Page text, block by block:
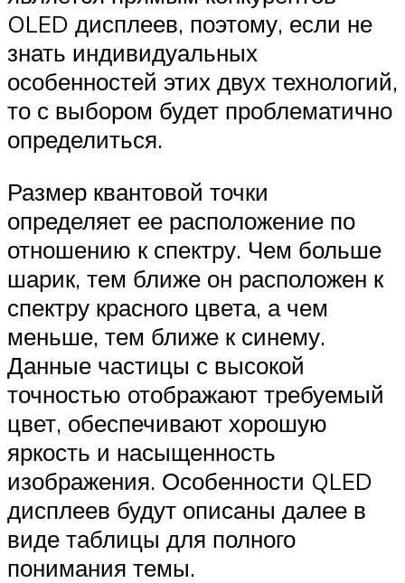
OLED дисплеев, поэтому, если не
знать индивидуальных
особенностей этих двух технологий,
то с выбором будет проблематично
определиться.
Размер квантовой точки
определяет ее расположение по
отношению к спектру. Чем больше
шарик, тем ближе он расположен к
спектру красного цвета, а чем
меньше, тем ближе к синему.
Данные частицы с высокой
точностью отображают требуемый
цвет, обеспечивают хорошую
яркость и насыщенность
изображения. Особенности QLED
дисплеев будут описаны далее в
виде таблицы для полного
понимания темы.